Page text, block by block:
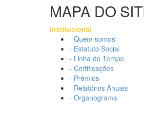
MAPA DO
Institucional
- Quem somos
- Estatuto Social
- Linha do Tempo
- Certificações
- Prêmios
- Relatórios Anuais
- Organograma